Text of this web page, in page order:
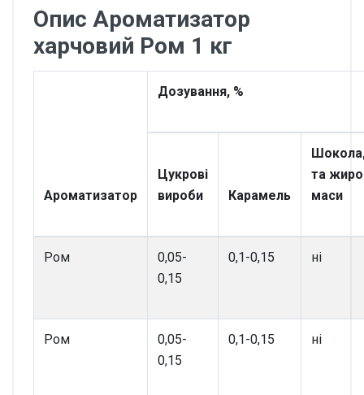
Опис Ароматизатор
харчовий Ром 1 кг
Ароматизатор
Дозування, %
Цукрові
вироби
Карамель
та
маси
Ром
0,05-
0,15
0,1-0,15 ні
Ром
0,05-
0,15
0,1-0,15 ні